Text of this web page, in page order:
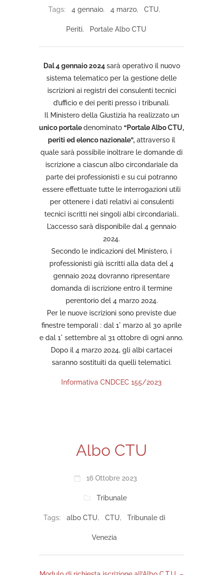
Tags: 4 gennaio, 4 marzo, CTU,
Periti, Portale Albo CTU
Dal 4 gennaio 2024sarà operativo il nuovo
sistema telematico per la gestione delle
iscrizioni ai registri dei consulenti tecnici
d’ufficio e dei periti presso i tribunali.
Il Ministero della Giustizia ha realizzato un
unico portaledenominato “Portale Albo CTU,
periti ed elenco nazionale”, attraverso il
quale sarà possibile inoltrare le domande di
iscrizione a ciascun albo circondariale da
parte dei professionisti e su cui potranno
essere effettuate tutte le interrogazioni utili
per ottenere i dati relativi ai consulenti
tecnici iscritti nei singoli albi circondariali..
L’accesso sarà disponibile dal 4 gennaio
2024.
Secondo le indicazioni del Ministero, i
professionisti già iscritti alla data del 4
gennaio 2024 dovranno ripresentare
domanda di iscrizione entro il termine
perentorio del 4 marzo 2024.
Per le nuove iscrizioni sono previste due
finestre temporali : dal 1° marzo al 30 aprile
e dal 1° settembre al 31 ottobre di ogni anno.
Dopo il 4 marzo 2024, gli albi cartacei
saranno sostituiti da quelli telematici.
Informativa CNDCEC 155/2023
Albo CTU
16 Ottobre 2023
Tribunale
Tags: albo CTU, CTU, Tribunale di
Venezia